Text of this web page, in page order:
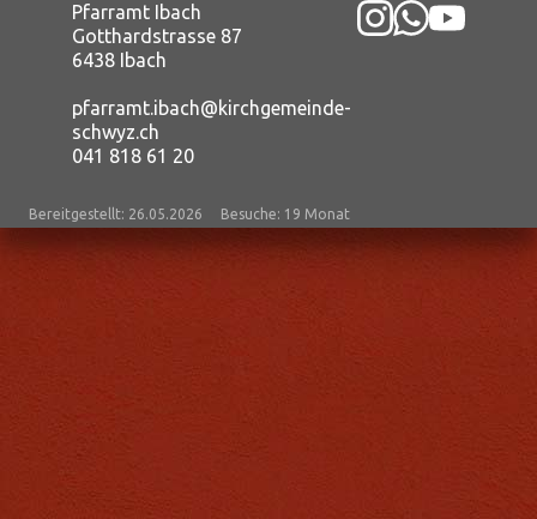
Pfarramt Ibach
Gotthardstrasse 87
6438 Ibach
pfarramt.ibach@kirchgemeinde-
schwyz.ch
041 818 61 20
Bereitgestellt: 26.05.2026 Besuche: 19 Monat